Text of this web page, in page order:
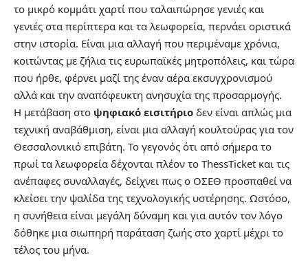
το μικρό κομμάτι χαρτί που ταλαιπώρησε γενιές και
γενιές στα περίπτερα και τα λεωφορεία, περνάει οριστικά
στην ιστορία. Είναι μια αλλαγή που περιμέναμε χρόνια,
κοιτώντας με ζήλια τις ευρωπαϊκές μητροπόλεις, και τώρα
που ήρθε, φέρνει μαζί της έναν αέρα εκσυγχρονισμού
αλλά και την αναπόφευκτη ανησυχία της προσαρμογής.
Η μετάβαση στο ψηφιακό εισιτήριο δεν είναι απλώς μια
τεχνική αναβάθμιση, είναι μια αλλαγή κουλτούρας για τον
Θεσσαλονικιό επιβάτη. Το γεγονός ότι από σήμερα το
πρωί τα λεωφορεία δέχονται πλέον το ThessTicket και τις
ανέπαφες συναλλαγές, δείχνει πως ο ΟΣΕΘ προσπαθεί να
κλείσει την ψαλίδα της τεχνολογικής υστέρησης. Ωστόσο,
η συνήθεια είναι μεγάλη δύναμη και για αυτόν τον λόγο
δόθηκε μια σιωπηρή παράταση ζωής στο χαρτί μέχρι το
τέλος του μήνα.